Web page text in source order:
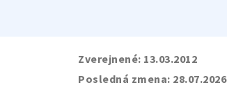
Zverejnené: 13.03.2012
Posledná zmena: 28.07.2026